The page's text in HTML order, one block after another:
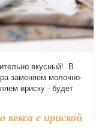
вкусный! В
заменяем молочно-
ириску - будет
с ириской